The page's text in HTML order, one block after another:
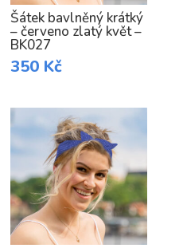
Šátek bavlněný krátký
– červeno zlatý květ –
BK027
350 Kč